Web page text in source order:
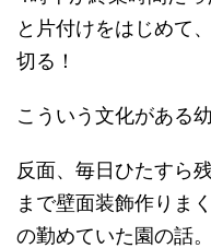
と片付けをはじめて
切る！
こういう文化がある
反面、毎日ひたすら
まで壁面装飾作りま
の勤めていた園の話。